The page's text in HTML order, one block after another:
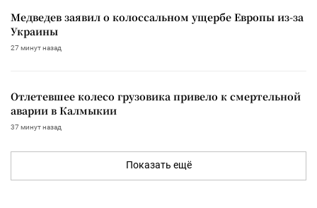
Медведев заявил о колоссальном ущербе Европы из-за
Украины
27 минут назад
Отлетевшее колесо грузовика привело к смертельной
аварии в Калмыкии
37 минут назад
Показать ещё